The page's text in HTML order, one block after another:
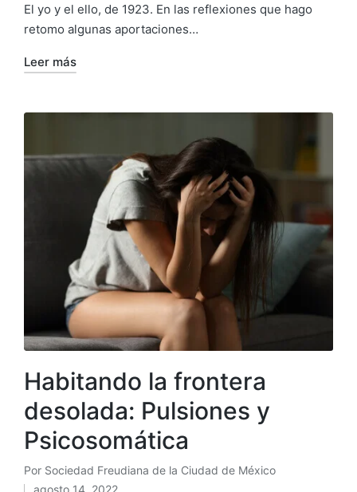
El yo y el ello, de 1923. En las reflexiones que hago
retomo algunas aportaciones…
Leer más
Habitando la frontera
desolada: Pulsiones y
Psicosomática
Publicado
Por Sociedad Freudiana de la Ciudad de México
agosto 14, 2022